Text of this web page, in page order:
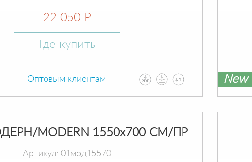
22 050 Р
Где купить
Оптовым клиентам New
MODERN 1550х700 СМ/ПР
Артикул: 01мод15570